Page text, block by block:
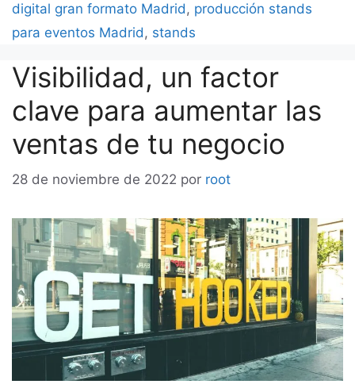
digital gran formato Madrid, producción stands
para eventos Madrid, stands
Visibilidad, un factor
clave para aumentar las
ventas de tu negocio
28 de noviembre de 2022 por root